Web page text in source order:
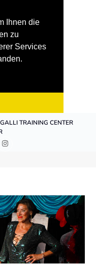
Ihnen die
zu
Services
GALLI TRAINING CENTER
Instagram